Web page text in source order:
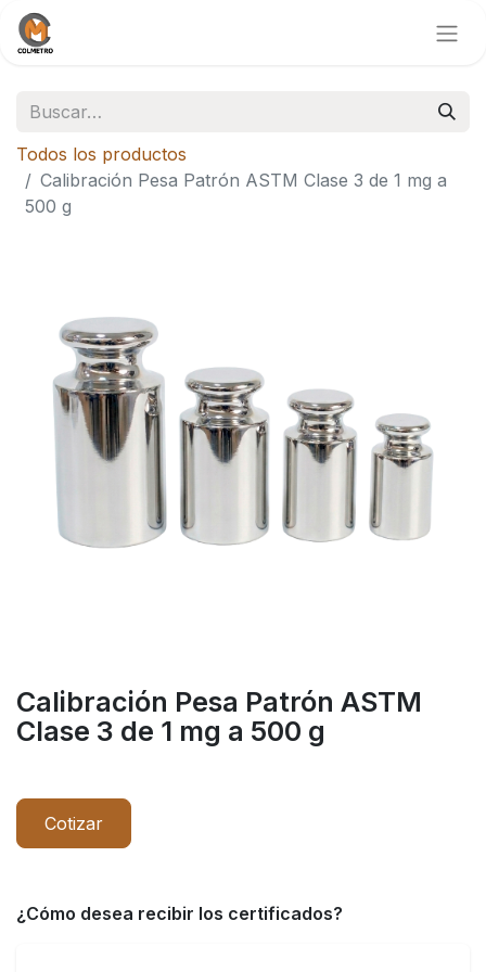
Todos los productos
Calibración Pesa Patrón ASTM Clase 3 de 1 mg a
500 g
Calibración Pesa Patrón ASTM
Clase 3 de 1 mg a 500 g
Cotizar
¿Cómo desea recibir los certificados?